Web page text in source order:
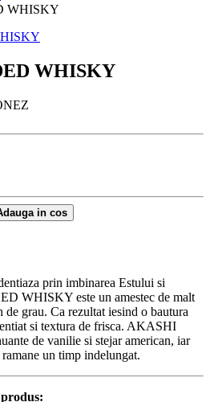
WHISKY
WHISKY
in cos
prin imbinarea Estului si
WHISKY este un amestec de malt
grau. Ca rezultat iesind o bautura
si textura de frisca. AKASHI
de vanilie si stejar american, iar
un timp indelungat.